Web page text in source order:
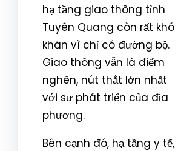
hạ tầng giao thông tỉnh
Tuyên Quang còn rất khó
khăn vì chỉ có đường bộ.
Giao thông vẫn là điểm
nghẽn, nút thắt lớn nhất
với sự phát triển của địa
phương.
Bên cạnh đó, hạ tầng y tế,